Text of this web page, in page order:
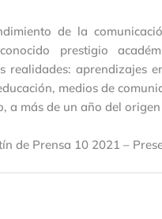
de la
prestigio
realidades: aprendizajes
medios de
a más de un año del
de Prensa 10 2021 –